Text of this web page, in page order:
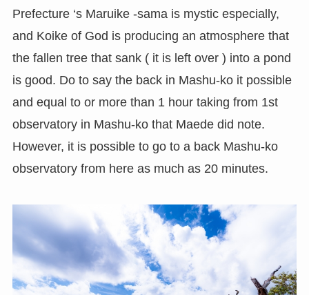
Prefecture ‘s Maruike -sama is mystic especially,
and Koike of God is producing an atmosphere that
the fallen tree that sank ( it is left over ) into a pond
is good. Do to say the back in Mashu-ko it possible
and equal to or more than 1 hour taking from 1st
observatory in Mashu-ko that Maede did note.
However, it is possible to go to a back Mashu-ko
observatory from here as much as 20 minutes.